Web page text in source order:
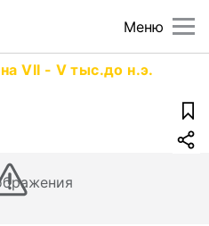
Меню
VII - V тыс.до н.э.